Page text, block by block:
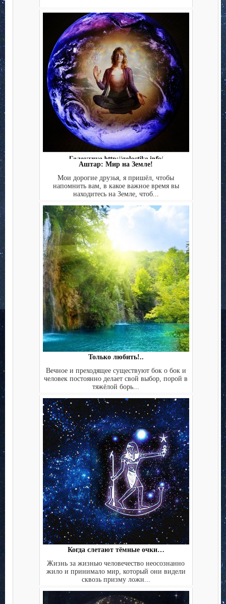
Аштар: Мир на Земле!
Мои дорогие друзья, я пришёл, чтобы
напомнить вам, в какое важное время вы
находитесь на Земле, чтоб...
Только любить!..
Вечное и преходящее существуют бок о бок и
человек постоянно делает свой выбор, порой в
тяжёлой борь...
Когда слетают тёмные очки…
Жизнь за жизнью человечество неосознанно
жило и принимало мир, который они видели
сквозь призму ложн...